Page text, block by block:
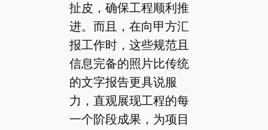
扯皮，确保工程顺利推
进。而且，在向甲方汇
报工作时，这些规范且
信息完备的照片比传统
的文字报告更具说服
力，直观展现工程的每
一个阶段成果，为项目